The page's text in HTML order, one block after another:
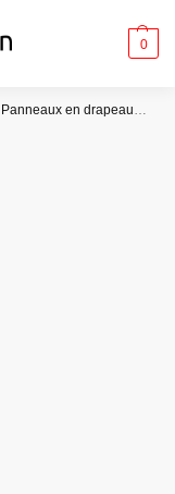
0
Panneaux en drapeau